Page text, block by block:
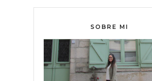
SOBRE MI